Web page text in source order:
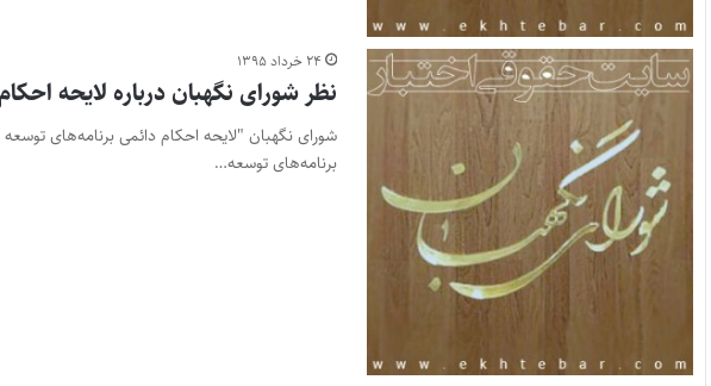
۲۴ خرداد ۱۳۹۵
نظر شورای نگهبان درباره لایحه
شورای نگهبان "لایحه احکام دائمی برنامه‌های
برنامه‌های توسعه…